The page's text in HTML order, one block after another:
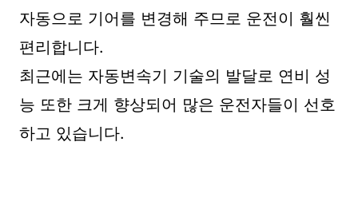
자동으로 기어를 변경해 주므로 운전이 훨씬
편리합니다.
최근에는 자동변속기 기술의 발달로 연비 성
능 또한 크게 향상되어 많은 운전자들이 선호
하고 있습니다.